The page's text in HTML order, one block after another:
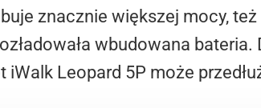
znacznie większej mocy,
wbudowana
Leopard 5P może